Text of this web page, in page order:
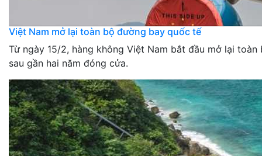
Việt Nam mở lại toàn bộ đường bay quốc tế
Từ ngày 15/2, hàng không Việt Nam bắt đầu mở lại
sau gần hai năm đóng cửa.